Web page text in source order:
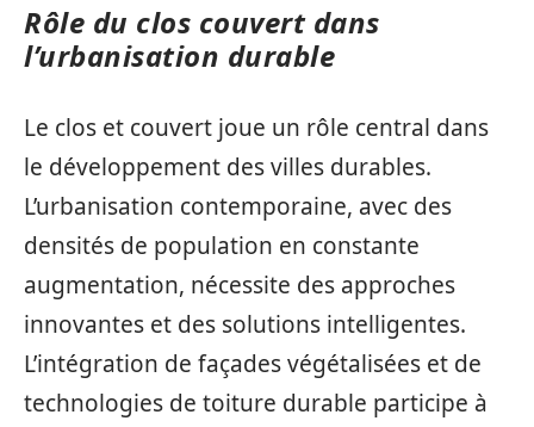
Rôle du clos couvert dans
l’urbanisation durable
Le clos et couvert joue un rôle central dans
le développement des villes durables.
L’urbanisation contemporaine, avec des
densités de population en constante
augmentation, nécessite des approches
innovantes et des solutions intelligentes.
L’intégration de façades végétalisées et de
technologies de toiture durable participe à